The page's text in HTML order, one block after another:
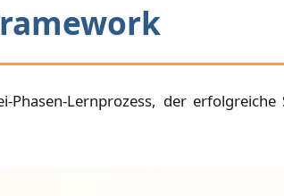
Lernprozess, der